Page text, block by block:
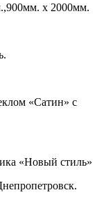
х 2000мм.
«Сатин» с
«Новый стиль»